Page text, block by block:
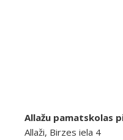
Allažu pamatskolas
Allaži, Birzes iela 4